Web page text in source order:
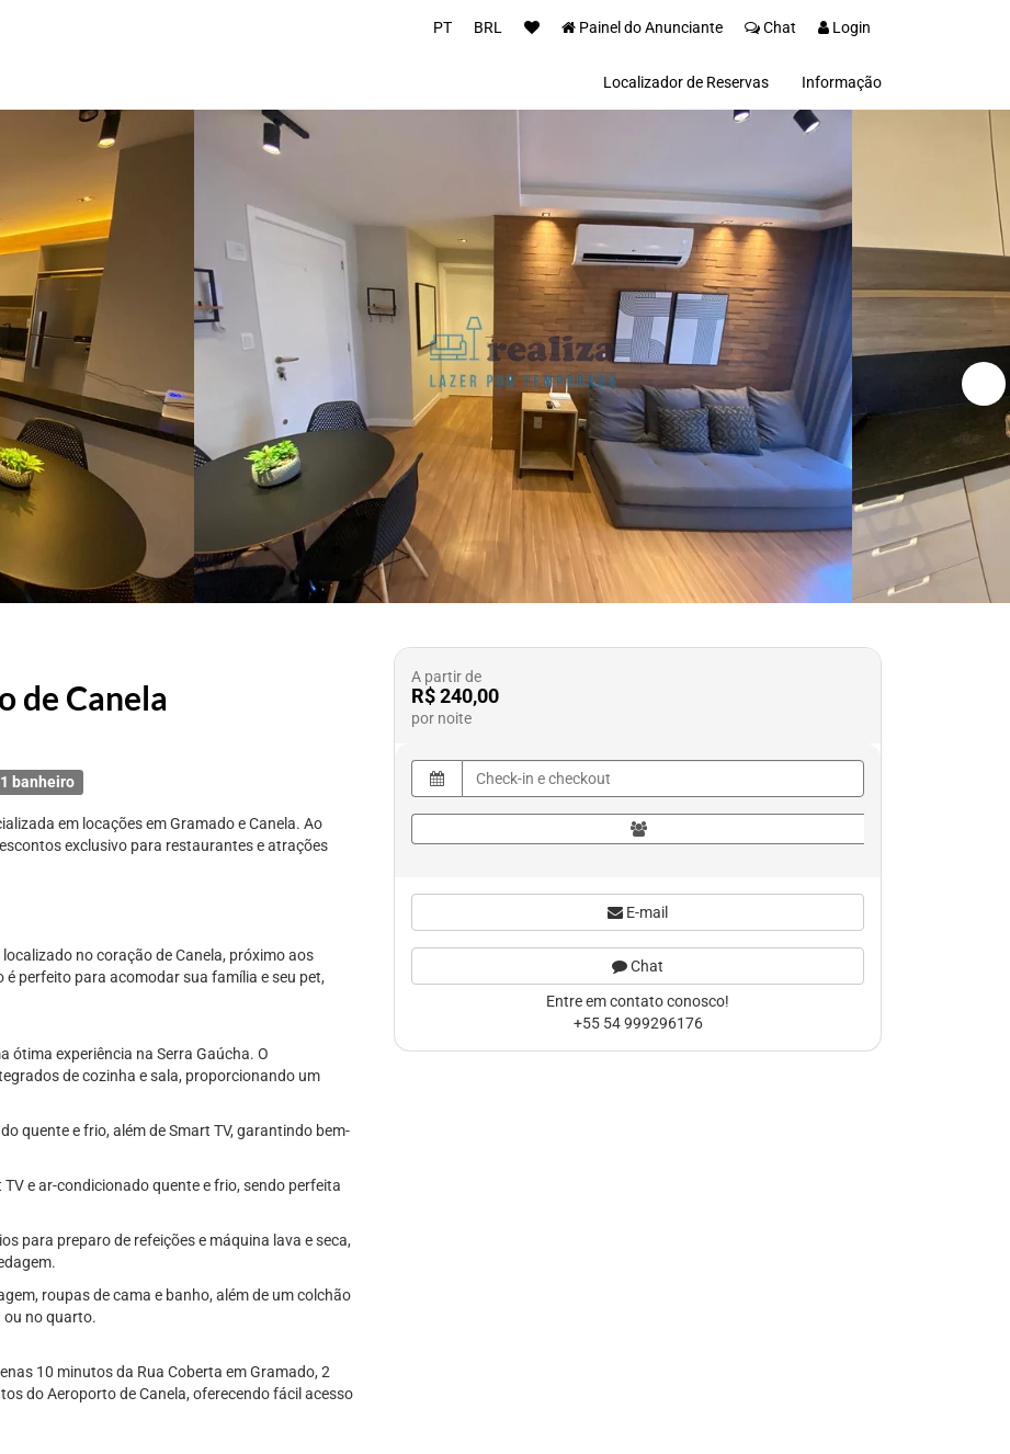
PT BRL Painel do Anunciante Chat Login
Localizador de Reservas Informação
Sobre nós
de Canela
banheiro
em locações em Gramado e Canela. Ao
exclusivo para restaurantes e atrações
no coração de Canela, próximo aos
perfeito para acomodar sua família e seu pet,
ótima experiência na Serra Gaúcha. O
de cozinha e sala, proporcionando um
quente e frio, além de Smart TV, garantindo bem-
e ar-condicionado quente e frio, sendo perfeita
para preparo de refeições e máquina lava e seca,
roupas de cama e banho, além de um colchão
ou no quarto.
10 minutos da Rua Coberta em Gramado, 2
do Aeroporto de Canela, oferecendo fácil acesso
A partir de
R$ 240,00
por noite
E-mail
Chat
Entre em contato conosco!
+55 54 999296176